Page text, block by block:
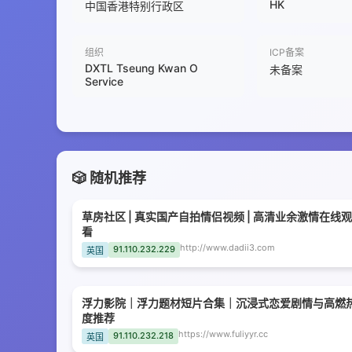
中国香港特别行政区 HK
组织
DXTL Tseung Kwan O
Service
ICP备案
未备案
🎲 随机推荐
草房社区 | 真实国产自拍情侣视频 | 高清业余激情在线观
看
英国 91.110.232.229 http://www.dadii3.com
浮力影院｜浮力题材短片合集｜沉浸式恋爱剧情与高燃
度推荐
英国 91.110.232.218 https://www.fuliyyr.cc